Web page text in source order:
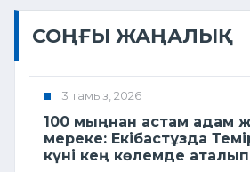
СОҢҒЫ ЖАҢАЛЫҚ
3 тамыз, 2026
100 мыңнан астам адам
мереке: Екібастұзда
күні кең көлемде аталып